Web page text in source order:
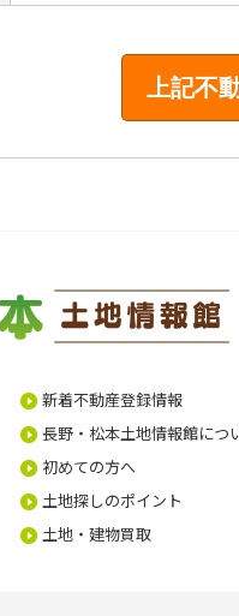
新着不動産登録情報
長野・松本土地情報館につ
初めての方へ
土地探しのポイント
土地・建物買取